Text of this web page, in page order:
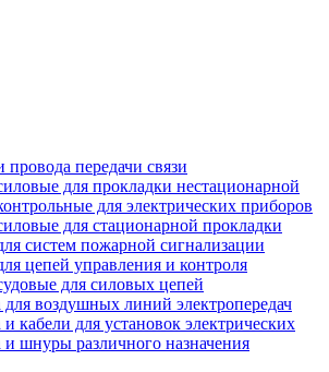
провода передачи связи
для прокладки нестационарной
для электрических приборов
для стационарной прокладки
систем пожарной сигнализации
цепей управления и контроля
для силовых цепей
воздушных линий электропередач
кабели для установок электрических
шнуры различного назначения